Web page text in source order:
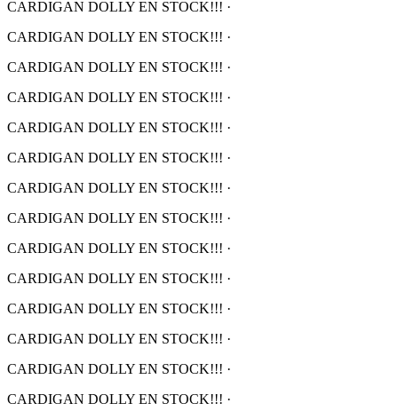
CARDIGAN DOLLY EN STOCK!!! ·
CARDIGAN DOLLY EN STOCK!!! ·
CARDIGAN DOLLY EN STOCK!!! ·
CARDIGAN DOLLY EN STOCK!!! ·
CARDIGAN DOLLY EN STOCK!!! ·
CARDIGAN DOLLY EN STOCK!!! ·
CARDIGAN DOLLY EN STOCK!!! ·
CARDIGAN DOLLY EN STOCK!!! ·
CARDIGAN DOLLY EN STOCK!!! ·
CARDIGAN DOLLY EN STOCK!!! ·
CARDIGAN DOLLY EN STOCK!!! ·
CARDIGAN DOLLY EN STOCK!!! ·
CARDIGAN DOLLY EN STOCK!!! ·
CARDIGAN DOLLY EN STOCK!!! ·